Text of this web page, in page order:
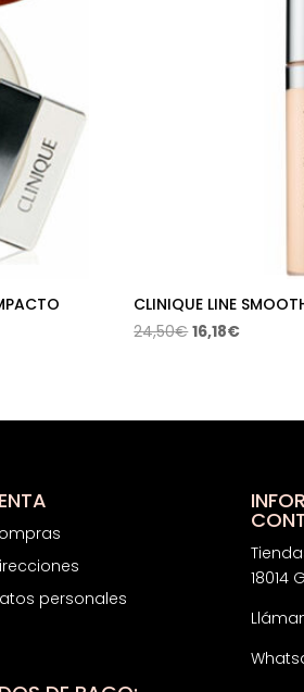
CLINIQUE LINE
24,50€El
16,18€El
personales
18014